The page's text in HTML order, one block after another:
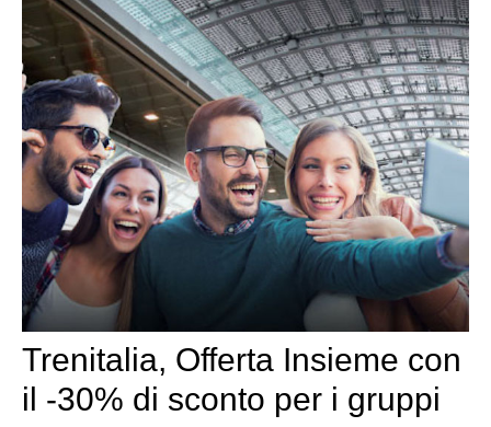
Trenitalia, Offerta Insieme con
il -30% di sconto per i gruppi